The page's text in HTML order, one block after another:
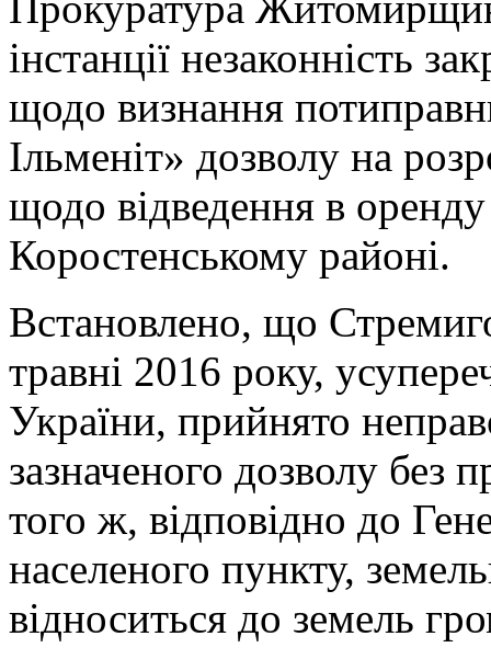
інстанції незаконність
щодо визнання
Ільменіт» дозволу на
щодо відведення в
Коростенському районі.
Встановлено, що
травні 2016 року,
України, прийнято
зазначеного дозволу без
того ж, відповідно до
населеного пункту,
відноситься до земель